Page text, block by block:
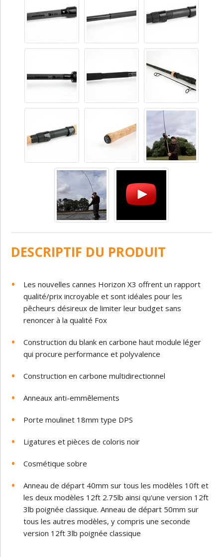
DESCRIPTIF DU PRODUIT
Les nouvelles cannes Horizon X3 offrent un rapport
qualité/prix incroyable et sont idéales pour les
pêcheurs désireux de limiter leur budget sans
renoncer à la qualité Fox
Construction du blank en carbone haut module léger
qui procure performance et polyvalence
Construction en carbone multidirectionnel
Anneaux anti-emmêlements
Porte moulinet 18mm type DPS
Ligatures et pièces de coloris noir
Cosmétique sobre
Anneau de départ 40mm sur tous les modèles 10ft et
les deux modèles 12ft 2.75lb ainsi qu'une version 12ft
3lb poignée classique. Anneau de départ 50mm sur
tous les autres modèles, y compris une seconde
version 12ft 3lb poignée classique